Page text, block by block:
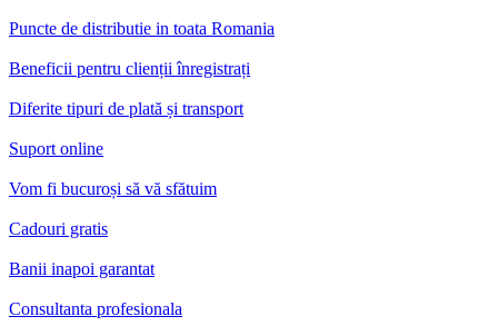
Puncte de distributie in toata Romania
Beneficii pentru clienții înregistrați
Diferite tipuri de plată și transport
Suport online
Vom fi bucuroși să vă sfătuim
Cadouri gratis
Banii inapoi garantat
Consultanta profesionala